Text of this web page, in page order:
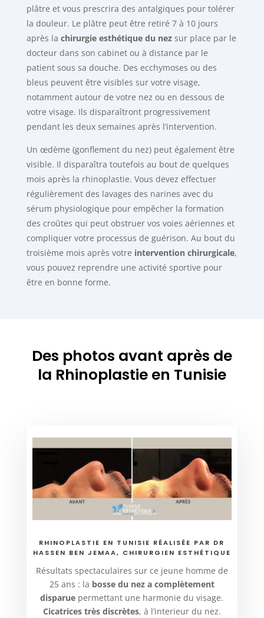
plâtre et vous prescrira des antalgiques pour tolérer
la douleur. Le plâtre peut être retiré 7 à 10 jours
après la chirurgie esthétique du nez sur place par le
docteur dans son cabinet ou à distance par le
patient sous sa douche. Des ecchymoses ou des
bleus peuvent être visibles sur votre visage,
notamment autour de votre nez ou en dessous de
votre visage. Ils disparaîtront progressivement
pendant les deux semaines après l’intervention.
Un œdème (gonflement du nez) peut également être
visible. Il disparaîtra toutefois au bout de quelques
mois après la rhinoplastie. Vous devez effectuer
régulièrement des lavages des narines avec du
sérum physiologique pour empêcher la formation
des croûtes qui peut obstruer vos voies aériennes et
compliquer votre processus de guérison. Au bout du
troisième mois après votre intervention chirurgicale,
vous pouvez reprendre une activité sportive pour
être en bonne forme.
Des photos avant après de
la Rhinoplastie en Tunisie
RHINOPLASTIE EN TUNISIE RÉALISÉE PAR DR
HASSEN BEN JEMAA, CHIRURGIEN ESTHÉTIQUE
Résultats spectaculaires sur ce jeune homme de
25 ans : la bosse du nez a complètement
disparue permettant une harmonie du visage.
Cicatrices très discrètes, à l’interieur du nez.